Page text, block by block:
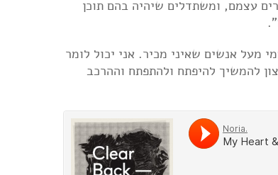
עצמם, ומשתדלים שיהיה בהם תוכן
מעל אנשים שאיני מכיר. אני יכול לומר
להמשיך להיפתח ולהתפתח וההרכב